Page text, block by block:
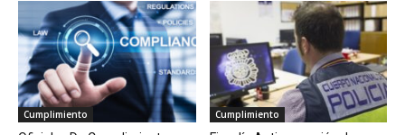
Cumplimiento Cumplimiento